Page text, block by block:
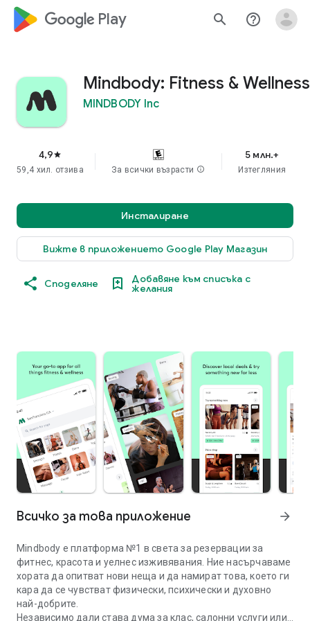
google_logo Play search help_outline
Mindbody: Fitness & Wellness
MINDBODY Inc
4,9star
59,4 хил. отзива За всички възрасти info
5 млн.+
Изтегляния
Инсталиране
Вижте в приложението Google Play Магазин
Споделяне Добавяне към списъка с
желания
Всичко за това приложение arrow_forward
Mindbody е платформа №1 в света за резервации за
фитнес, красота и уелнес изживявания. Ние насърчаваме
хората да опитват нови неща и да намират това, което ги
кара да се чувстват физически, психически и духовно
най-добрите.
Независимо дали става дума за клас, салонни услуги или